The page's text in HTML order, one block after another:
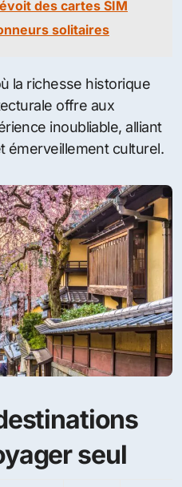
des cartes SIM
solitaires
la richesse historique
offre aux
inoubliable, alliant
émerveillement culturel.
seul